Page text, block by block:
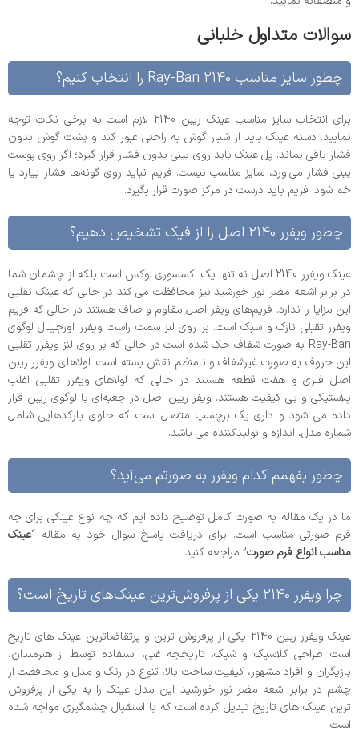
سوالات متداول خلبانی
چطور سایز مناسب Ray-Ban 2140 را انتخاب کنیم؟
برای انتخاب سایز مناسب عینک ریبن 2140 لازم است به برخی نکات توجه
نمایید. دسته عینک باید از شیار گوش به راحتی عبور کند و پشت گوش بدون
فشار باقی بماند. پل عینک باید روی بینی بدون فشار قرار گیرد؛ اگر روی پوست
بینی فشار می‌آورد، سایز مناسب نیست. فریم نباید روی گونه‌ها فشار بیارد یا
خم شود. فریم باید درست در مرکز صورت قرار بگیرد.
چطور ویفرر 2140 اصل را از فیک تشخیص دهیم؟
عینک ویفرر 2140 اصل نه تنها یک اکسسوری لوکس است بلکه از چشمان شما
در برابر اشعه مضر نور خورشید نیز محافظت می کند در حالی که عینک تقلبی
این مزایا را ندارد. فریم‌های ویفر اصل مقاوم و صاف هستند در حالی که فریم
ویفرر تقبلی نازک و سبک است. بر روی لنز سمت راست ویفرر اورجینال لوگوی
Ray-Ban به صورت شفاف حک شده است در حالی که بر روی لنز ویفرر تقلبی
این حروف به صورت غیرشفاف و نامنظم نقش بسته است. لولاهای ویفرر ریبن
اصل فلزی و هفت قطعه هستند در حالی که لولاهای ویفرر تقلبی اغلب
پلاستیکی و بی کیفیت هستند. ویفر ریبن اصل در جعبه‌ای با لوگوی ریبن قرار
داده می شود و داری یک برچسپ متصل است که حاوی بارکدهایی شامل
شماره مدل، اندازه و تولیدکننده می باشد.
چطور بفهمم کدام ویفرر به صورتم می‌آید؟
ما در یک مقاله به صورت کامل توضیح داده ایم که چه نوع عینکی برای چه
فرم صورتی مناسب است. برای دریافت پاسخ سوال خود به مقاله “عینک
مناسب انواع فرم صورت” مراجعه کنید.
چرا ویفرر 2140 یکی از پرفروش‌ترین عینک‌های تاریخ است؟
عینک ویفرر ربین 2140 یکی از پرفروش ترین و پرتقاضاترین عینک های تاریخ
است. طراحی کلاسیک و شیک، تاریخچه غنی، استفاده توسط از هنرمندان،
بازیگران و افراد مشهور، کیفیت ساخت بالا، تنوع در رنگ و مدل و محافظت از
چشم در برابر اشعه مضر نور خورشید این مدل عینک را به یکی از پرفروش
ترین عینک های تاریخ تبدیل کرده است که با استقبال چشمگیری مواجه شده
است.